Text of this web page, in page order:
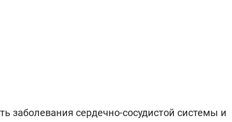
заболевания сердечно-сосудистой системы и